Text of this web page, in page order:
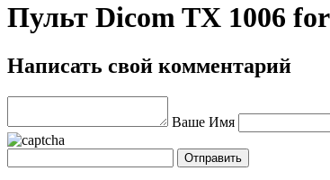
Пульт Dicom TX 1006
Написать свой комментарий
Ваше Имя